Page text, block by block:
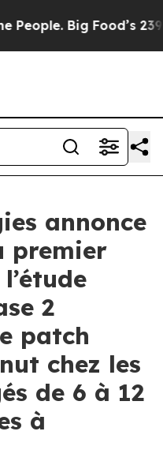
Big Food’s 239
annonce
premier
2
patch
chez les
de 6 à 12
à